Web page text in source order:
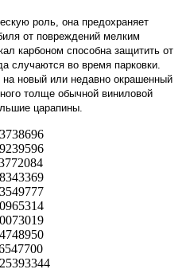
роль, она предохраняет
от повреждений мелким
карбоном способна защитить от
случаются во время парковки.
на новый или недавно окрашенный
толще обычной виниловой
царапины.